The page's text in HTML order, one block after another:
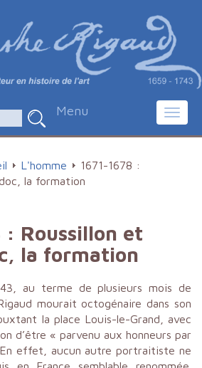
Menu
L'homme
1671-1678 :
la formation
: Roussillon et
la formation
au terme de plusieurs mois de
mourait octogénaire dans son
la place Louis-le-Grand, avec
d’être « parvenu aux honneurs par
effet, aucun autre portraitiste ne